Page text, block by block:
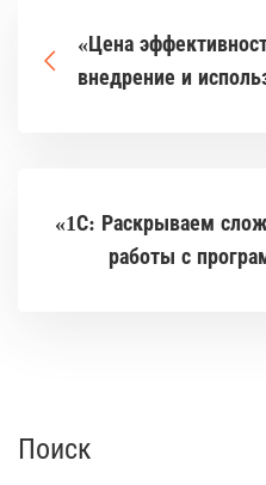
«Цена
внедрение и
«1С: Раскрываем
работы с
Поиск